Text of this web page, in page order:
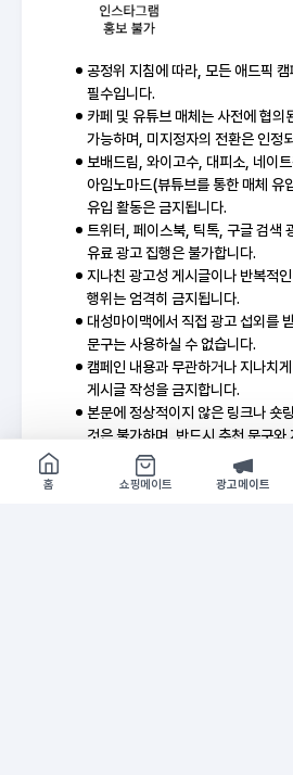
공정위 지침에 따라, 모든 애드픽 캠
필수입니다.
카페 및 유튜브 매체는 사전에 협의
가능하며, 미지정자의 전환은 인정
보배드림, 와이고수, 대피소, 네이
아임노마드(뷰튜브를 통한 매체 유
유입 활동은 금지됩니다.
트위터, 페이스북, 틱톡, 구글 검색
유료 광고 집행은 불가합니다.
지나친 광고성 게시글이나 반복적
행위는 엄격히 금지됩니다.
대성마이맥에서 직접 광고 섭외를
문구는 사용하실 수 없습니다.
캠페인 내용과 무관하거나 지나치
게시글 작성을 금지합니다.
본문에 정상적이지 않은 링크나 숏
것은 불가하며, 반드시 추천 문구와
제공된 대성마이맥 공식 소재는 임
홈
쇼핑메이트 광고메이트